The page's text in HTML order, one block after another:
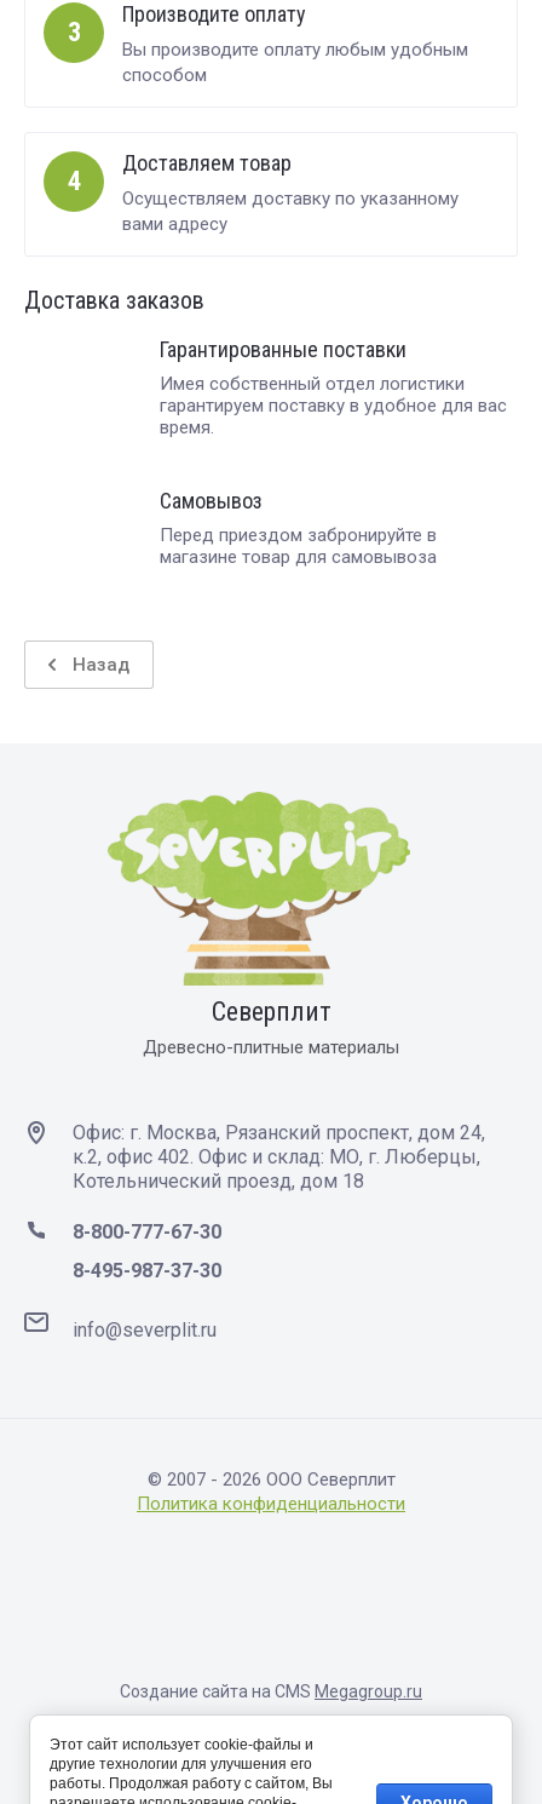
3
Производите оплату
Вы производите оплату любым удобным
способом
4
Доставляем товар
Осуществляем доставку по указанному
вами адресу
Доставка заказов
Гарантированные поставки
Имея собственный отдел логистики
гарантируем поставку в удобное для вас
время.
Самовывоз
Перед приездом забронируйте в
магазине товар для самовывоза
Назад
Северплит
Древесно-плитные материалы
Офис: г. Москва, Рязанский проспект, дом 24,
к.2, офис 402. Офис и склад: МО, г. Люберцы,
Котельнический проезд, дом 18
8-800-777-67-30
8-495-987-37-30
info@severplit.ru
© 2007 - 2026 ООО Северплит
Политика конфиденциальности
Создание сайта на CMS Megagroup.ru
справочный характер и не являет собой публичную оферту,
определяемую соответствующими положениями Статьи 437
Гражданского кодекса Российской Федерации. Окончательные
Этот сайт использует cookie-файлы и
другие технологии для улучшения его
работы. Продолжая работу с сайтом, Вы